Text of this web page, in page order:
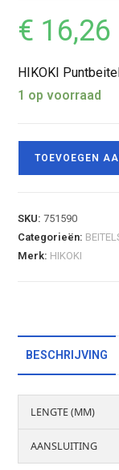
€ 16,26
HIKOKI
1 op voorraad
TOEVOEGEN
SKU:751590
Categorieën:
Merk: HIKOKI
BESCHRIJVING
LENGTE (MM)
AANSLUITING